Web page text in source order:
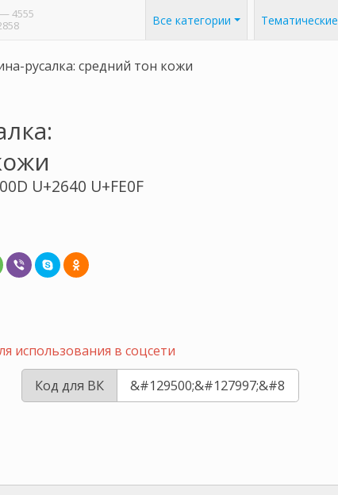
— 4555
Все категории
русалка: средний тон кожи
U+2640 U+FE0F
использования в соцсети
Код для ВК